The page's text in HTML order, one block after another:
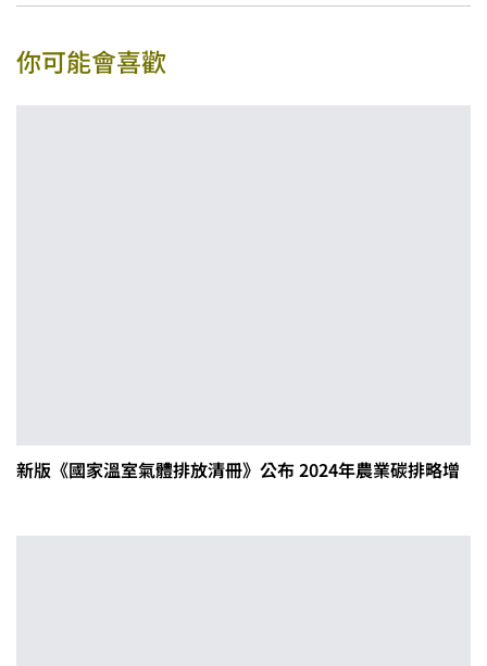
你可能會喜歡
新版《國家溫室氣體排放清冊》公布 2024年農業碳排略增